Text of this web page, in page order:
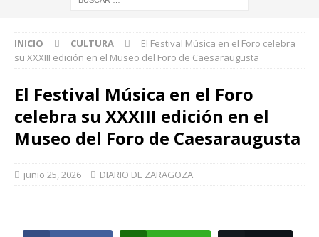
INICIO CULTURA
El Festival Música en el Foro celebra
su XXXIII edición en el Museo del Foro de Caesaraugusta
El Festival Música en el Foro
celebra su XXXIII edición en el
Museo del Foro de Caesaraugusta
junio 25, 2026 DIARIO DE ZARAGOZA